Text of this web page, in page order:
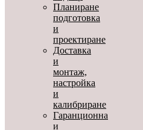
Планиране
подготовка
и
проектиране
Доставка
и
монтаж,
настройка
и
калибриране
Гаранционна
и